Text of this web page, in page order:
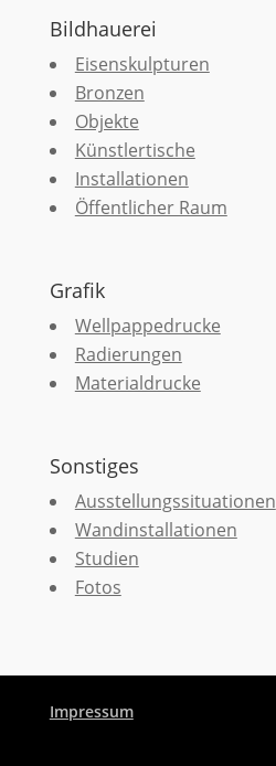
Bildhauerei
Eisenskulpturen
Bronzen
Objekte
Künstlertische
Installationen
Öffentlicher Raum
Grafik
Wellpappedrucke
Radierungen
Materialdrucke
Sonstiges
Ausstellungssituationen
Wandinstallationen
Studien
Fotos
Impressum